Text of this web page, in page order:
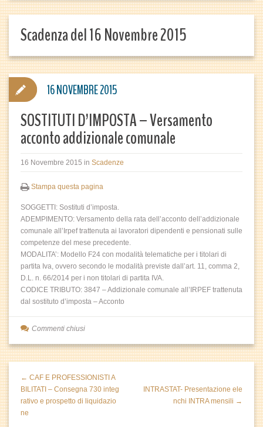
Scadenza del 16 Novembre 2015
SOSTITUTI D’IMPOSTA – Versamento
acconto addizionale comunale
16 Novembre 2015 in Scadenze
Stampa questa pagina
SOGGETTI: Sostituti d’imposta.
ADEMPIMENTO: Versamento della rata dell’acconto dell’addizionale
comunale all’Irpef trattenuta ai lavoratori dipendenti e pensionati sulle
competenze del mese precedente.
MODALITA’: Modello F24 con modalità telematiche per i titolari di
partita Iva, ovvero secondo le modalità previste dall’art. 11, comma 2,
D.L. n. 66/2014 per i non titolari di partita IVA.
CODICE TRIBUTO: 3847 – Addizionale comunale all’IRPEF trattenuta
dal sostituto d’imposta – Acconto
16 NOVEMBRE 2015
Commenti chiusi
← CAF E PROFESSIONISTI A
BILITATI – Consegna 730 integ
rativo e prospetto di liquidazio
ne
INTRASTAT- Presentazione ele
nchi INTRA mensili →